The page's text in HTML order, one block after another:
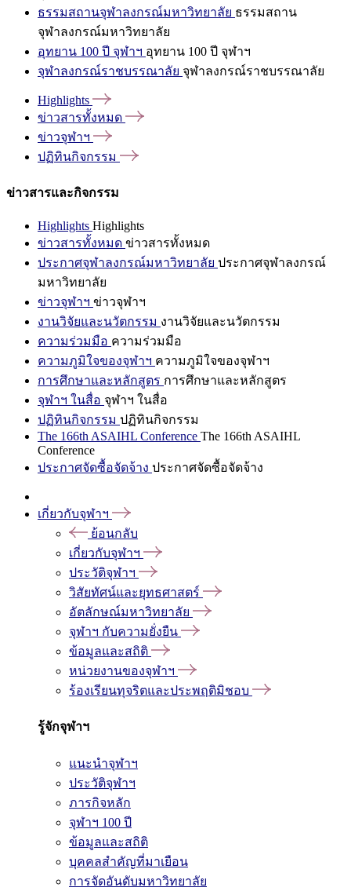
ธรรมสถานจุฬาลงกรณ์มหาวิทยาลัย ธรรมสถาน
จุฬาลงกรณ์มหาวิทยาลัย
อุทยาน 100 ปี จุฬาฯ อุทยาน 100 ปี จุฬาฯ
จุฬาลงกรณ์ราชบรรณาลัย จุฬาลงกรณ์ราชบรรณาลัย
Highlights
ข่าวสารทั้งหมด
ข่าวจุฬาฯ
ปฏิทินกิจกรรม
ข่าวสารและกิจกรรม
Highlights Highlights
ข่าวสารทั้งหมด ข่าวสารทั้งหมด
ประกาศจุฬาลงกรณ์มหาวิทยาลัย ประกาศจุฬาลงกรณ์
มหาวิทยาลัย
ข่าวจุฬาฯ ข่าวจุฬาฯ
งานวิจัยและนวัตกรรม งานวิจัยและนวัตกรรม
ความร่วมมือ ความร่วมมือ
ความภูมิใจของจุฬาฯ ความภูมิใจของจุฬาฯ
การศึกษาและหลักสูตร การศึกษาและหลักสูตร
จุฬาฯ ในสื่อ จุฬาฯ ในสื่อ
ปฏิทินกิจกรรม ปฏิทินกิจกรรม
The 166th ASAIHL Conference The 166th ASAIHL
Conference
ประกาศจัดซื้อจัดจ้าง ประกาศจัดซื้อจัดจ้าง
เกี่ยวกับจุฬาฯ
ย้อนกลับ
เกี่ยวกับจุฬาฯ
ประวัติจุฬาฯ
วิสัยทัศน์และยุทธศาสตร์
อัตลักษณ์มหาวิทยาลัย
จุฬาฯ กับความยั่งยืน
ข้อมูลและสถิติ
หน่วยงานของจุฬาฯ
ร้องเรียนทุจริตและประพฤติมิชอบ
รู้จักจุฬาฯ
แนะนำจุฬาฯ
ประวัติจุฬาฯ
ภารกิจหลัก
จุฬาฯ 100 ปี
ข้อมูลและสถิติ
บุคคลสำคัญที่มาเยือน
การจัดอันดับมหาวิทยาลัย